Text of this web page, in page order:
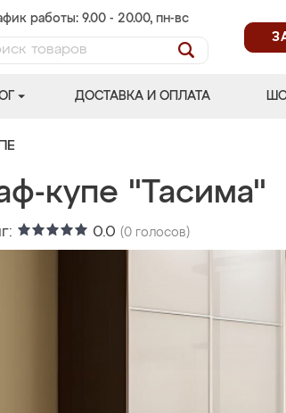
работы: 9.00 - 20.00, пн-вс
ДОСТАВКА И ОПЛАТА
купе "Тасима"
0.0 (0 голосов)